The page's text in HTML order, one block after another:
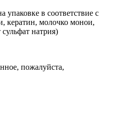
упаковке в соответствие с
кератин, молочко монои,
натрия)
пожалуйста,